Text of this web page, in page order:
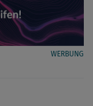
WERBUNG